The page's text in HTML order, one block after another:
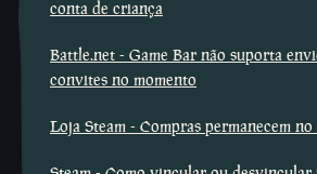
conta de criança
Battle.net - Game Bar não suporta
convites no momento
Loja Steam - Compras permanecem